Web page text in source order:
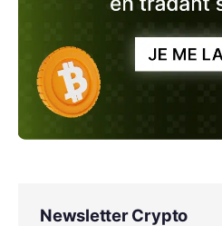
Newsletter Crypto